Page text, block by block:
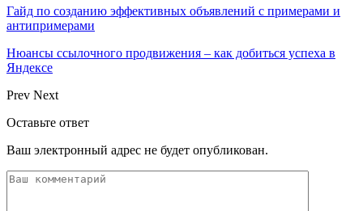
Гайд по созданию эффективных объявлений с примерами и
антипримерами
Нюансы ссылочного продвижения – как добиться успеха в
Яндексе
Prev Next
Оставьте ответ
Ваш электронный адрес не будет опубликован.